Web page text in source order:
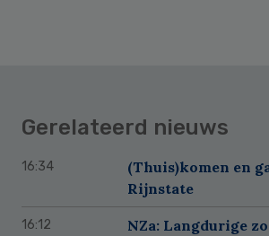
Gerelateerd nieuws
16:34
(Thuis)komen en
Rijnstate
16:12
NZa: Langdurige